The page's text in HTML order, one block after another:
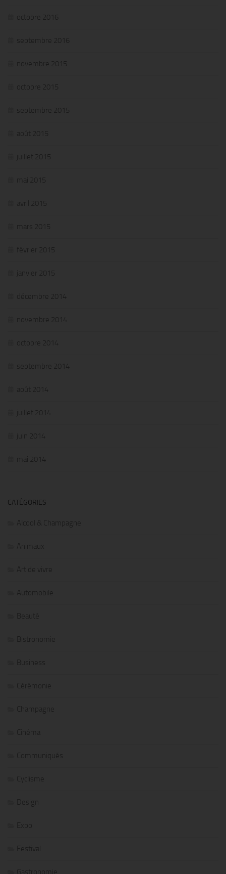
octobre 2016
septembre 2016
novembre 2015
octobre 2015
septembre 2015
août 2015
juillet 2015
mai 2015
avril 2015
mars 2015
février 2015
janvier 2015
décembre 2014
novembre 2014
octobre 2014
septembre 2014
août 2014
juillet 2014
juin 2014
mai 2014
CATÉGORIES
Alcool & Champagne
Animaux
Art de vivre
Automobile
Beauté
Bistronomie
Business
Cérémonie
Champagne
Cinéma
Communiqués
Cyclisme
Design
Expo
Festival
Gastronomie